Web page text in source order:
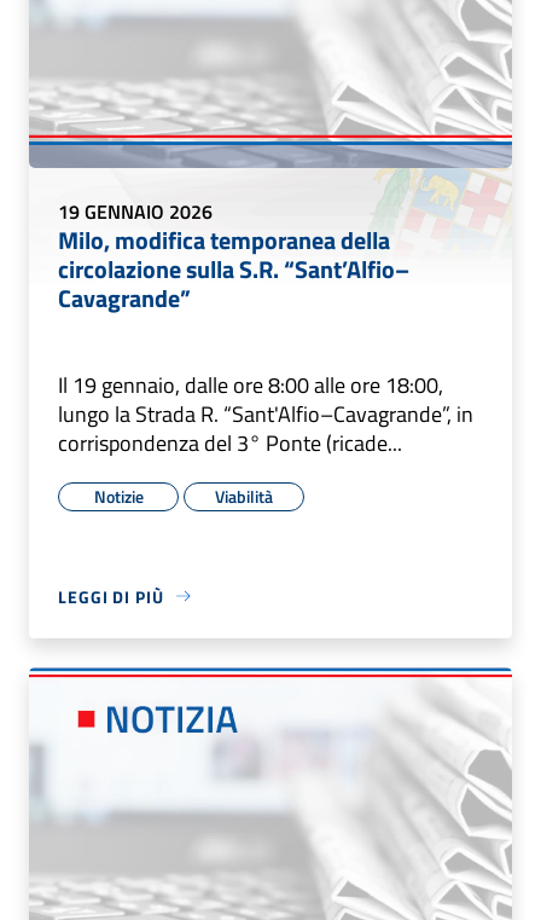
19 GENNAIO 2026
Milo, modifica temporanea della
circolazione sulla S.R. “Sant’Alfio–
Cavagrande”
Il 19 gennaio, dalle ore 8:00 alle ore 18:00,
lungo la Strada R. “Sant'Alfio–Cavagrande”, in
corrispondenza del 3° Ponte (ricade...
Notizie Viabilità
LEGGI DI PIÙ